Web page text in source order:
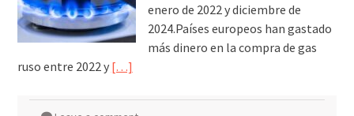
enero de 2022 y diciembre de
2024.Países europeos han gastado
más dinero en la compra de gas
ruso entre 2022 y […]